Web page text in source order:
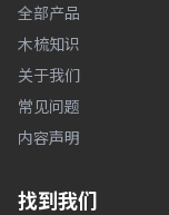
全部产品
木梳知识
关于我们
常见问题
内容声明
找到我们